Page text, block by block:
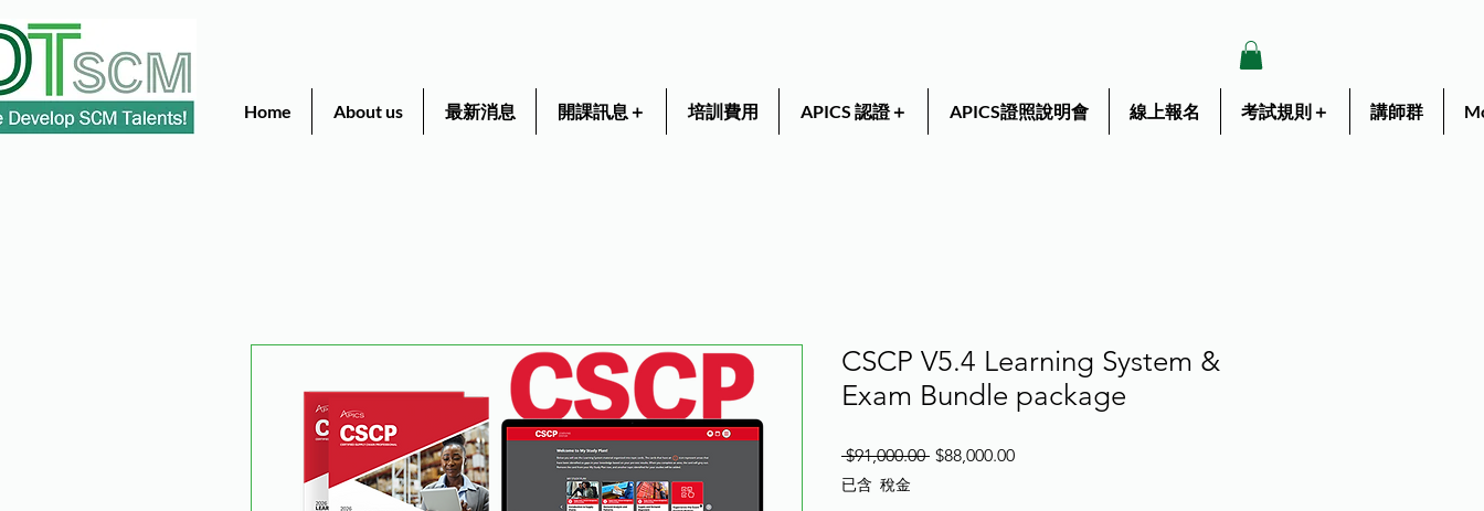
Home About us 最新消息 開課訊息＋ 培訓費用 APICS 認證＋ APICS證照說明會 線上報名 考試規則＋ 講師群
CSCP V5.4 Learning System &
Exam Bundle package
$91,000.00 一$88,000.00促
已含 稅金